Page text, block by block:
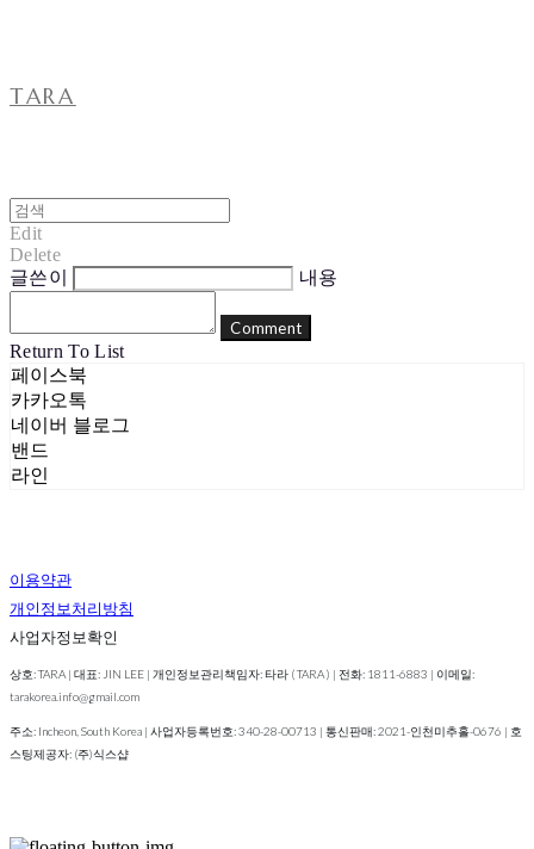
TARA
Edit
Delete
글쓴이
내용
Comment
Return To List
페이스북
카카오톡
네이버 블로그
밴드
라인
이용약관
개인정보처리방침
사업자정보확인
상호: TARA | 대표: JIN LEE | 개인정보관리책임자: 타라 ( TARA ) | 전화: 1811-6883 | 이메일:
tarakorea.info@gmail.com
주소: Incheon, South Korea | 사업자등록번호:340-28-00713 | 통신판매:2021-인천미추홀-0676 | 호
스팅제공자: (주)식스샵